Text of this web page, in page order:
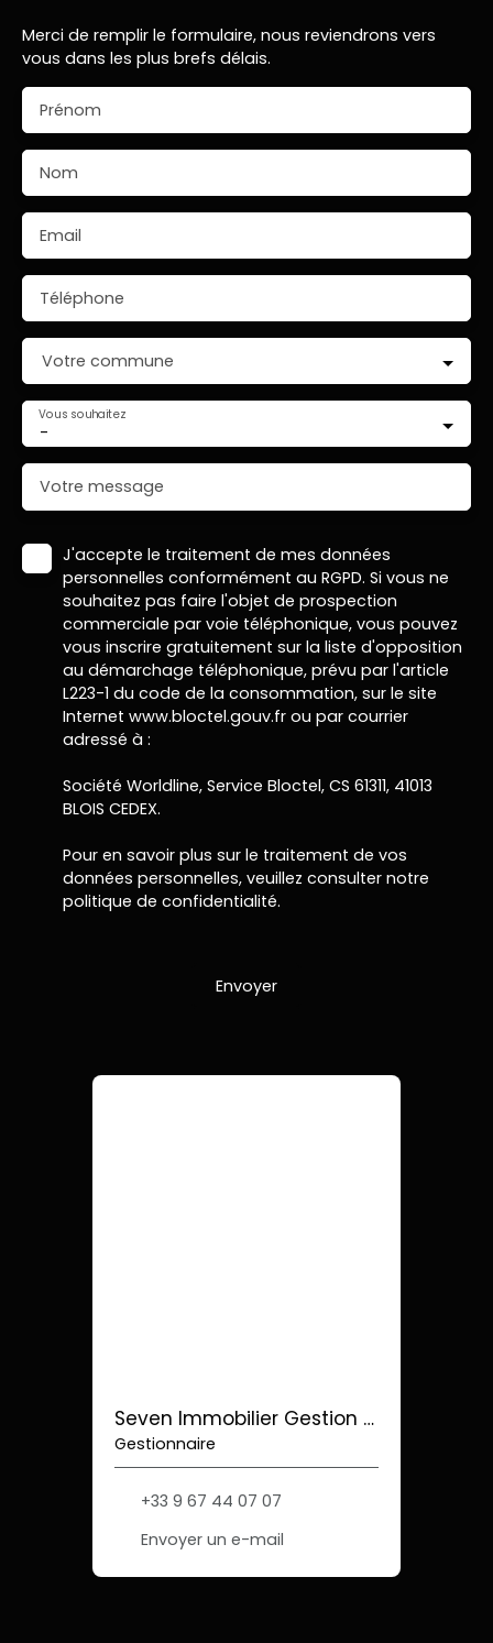
Merci de remplir le formulaire, nous reviendrons vers
vous dans les plus brefs délais.
Prénom
Nom
Email
Téléphone
Votre commune
-
Vous souhaitez
Votre message
J'accepte le traitement de mes données
personnelles conformément au RGPD. Si vous ne
souhaitez pas faire l'objet de prospection
commerciale par voie téléphonique, vous pouvez
vous inscrire gratuitement sur la liste d'opposition
au démarchage téléphonique, prévu par l'article
L223-1 du code de la consommation, sur le site
Internet www.bloctel.gouv.fr ou par courrier
adressé à :
Société Worldline, Service Bloctel, CS 61311, 41013
BLOIS CEDEX.
Pour en savoir plus sur le traitement de vos
données personnelles, veuillez consulter notre
politique de confidentialité.
Envoyer
Seven Immobilier Gestion Locative
Gestionnaire
+33 9 67 44 07 07
Envoyer un e-mail